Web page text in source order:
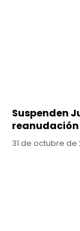
Suspenden
reanudación
31 de octubre de